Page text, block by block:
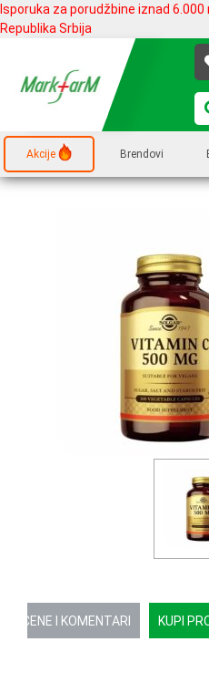
Isporuka za porudžbine iznad
Republika Srbija
Akcije Brendovi
OCENE I KOMENTARI KUPI